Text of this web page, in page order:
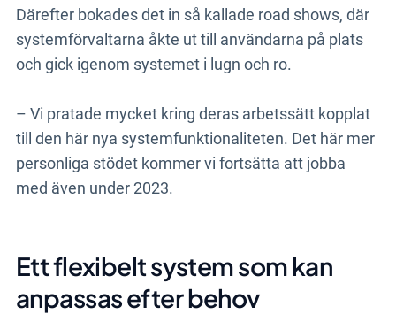
Därefter bokades det in så kallade road shows, där
systemförvaltarna åkte ut till användarna på plats
och gick igenom systemet i lugn och ro.
– Vi pratade mycket kring deras arbetssätt kopplat
till den här nya systemfunktionaliteten. Det här mer
personliga stödet kommer vi fortsätta att jobba
med även under 2023.
Ett flexibelt system som kan
anpassas efter behov